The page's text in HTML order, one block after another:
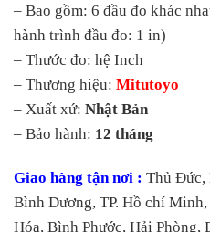
– Bao gồm: 6 đầu đo khác
hành trình đầu đo: 1 in)
– Thước đo: hệ Inch
– Thương hiệu: Mitutoyo
– Xuất xứ: Nhật Bản
– Bảo hành: 12 tháng
Giao hàng tận nơi : Thủ Đức,
Bình Dương, TP. Hồ chí
Hóa, Bình Phước, Hải Phòng,